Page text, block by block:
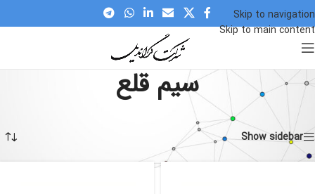
Skip to navigation
Skip to main content
سیم قلع
Home
Show sidebar